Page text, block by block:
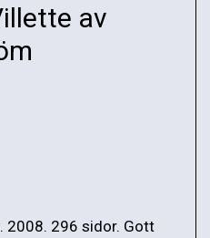
av
2008. 296 sidor. Gott